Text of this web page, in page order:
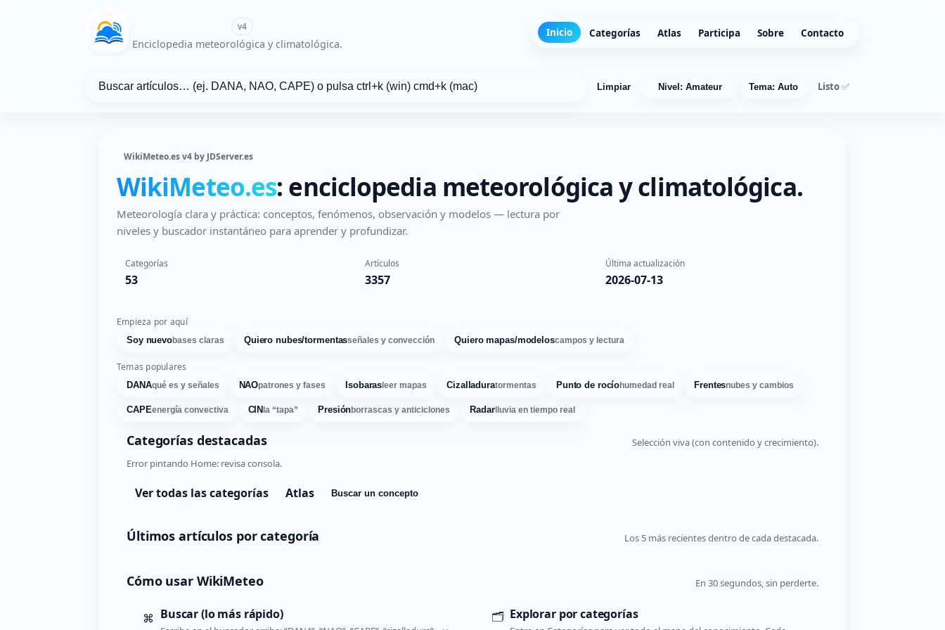
WikiMeteo.es v4
Enciclopedia meteorológica y climatológica.
Inicio Categorías Atlas Participa Sobre Contacto
Limpiar Nivel: Amateur Tema: Auto Listo ✅
WikiMeteo.es v4 by JDServer.es
WikiMeteo.es: enciclopedia meteorológica y climatológica.
Meteorología clara y práctica: conceptos, fenómenos, observación y modelos — lectura por
niveles y buscador instantáneo para aprender y profundizar.
Categorías
53
Artículos
3357
Última actualización
2026-07-13
Empieza por aquí
Soy nuevobases claras Quiero nubes/tormentasseñales y convección Quiero mapas/modeloscampos y lectura
Temas populares
DANAqué es y señales NAOpatrones y fases Isobarasleer mapas Cizalladuratormentas Punto de rocíohumedad real Frentesnubes y cambios
CAPEenergía convectiva CIN la “tapa” Presiónborrascas y anticiclones Radarlluvia en tiempo real
Categorías destacadas
Selección viva (con contenido y crecimiento).
Error pintando Home: revisa consola.
Ver todas las categorías Atlas Buscar un concepto
Últimos artículos por categoría Los 5 más recientes dentro de cada destacada.
Cómo usar WikiMeteo En 30 segundos, sin perderte.
⌘ Buscar (lo más rápido) 🗂️ Explorar por categorías